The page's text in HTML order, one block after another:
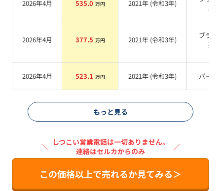
2026年4月 535.0 万円 2021年 (令和3年)
系
2026年4月 377.5 万円 2021年 (令和3年)
ブラッ
系
2026年4月 523.1 万円 2021年 (令和3年) パール
もっと見る
＼ しつこい営業電話は一切ありません。
連絡はセルカからのみ
／
この価格以上で売れるか見てみる＞